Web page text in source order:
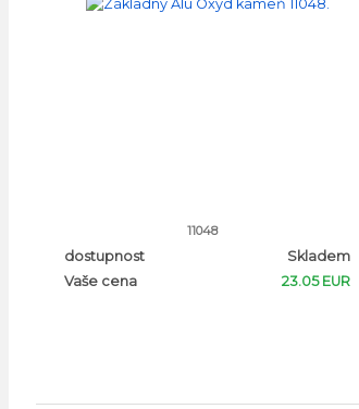
11048
dostupnost
Skladem
Vaše cena
23.05 EUR